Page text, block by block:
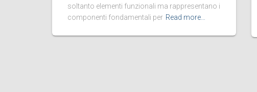
soltanto elementi funzionali ma rappresentano i
componenti fondamentali per Read more…